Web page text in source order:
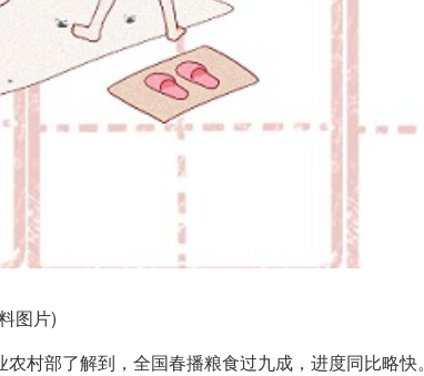
图片)
村部了解到，全国春播粮食过九成，进度同比略快。